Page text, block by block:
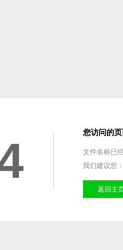
您访问的页
文件名称已
我们建议您：
返回主